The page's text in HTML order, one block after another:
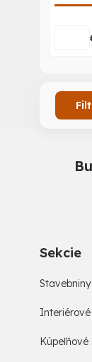
Sekcie
Stavebniny
Kúpeľňové